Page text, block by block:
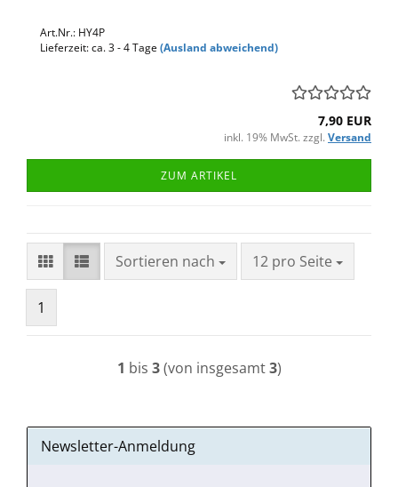
Art.Nr.: HY4P
Lieferzeit: ca. 3 - 4 Tage (Ausland abweichend)
7,90 EUR
inkl. 19% MwSt. zzgl. Versand
ZUM ARTIKEL
Sortieren nach
Sortieren nach 12 pro Seite
pro Seite
1
1 bis 3(von insgesamt3)
Newsletter-Anmeldung